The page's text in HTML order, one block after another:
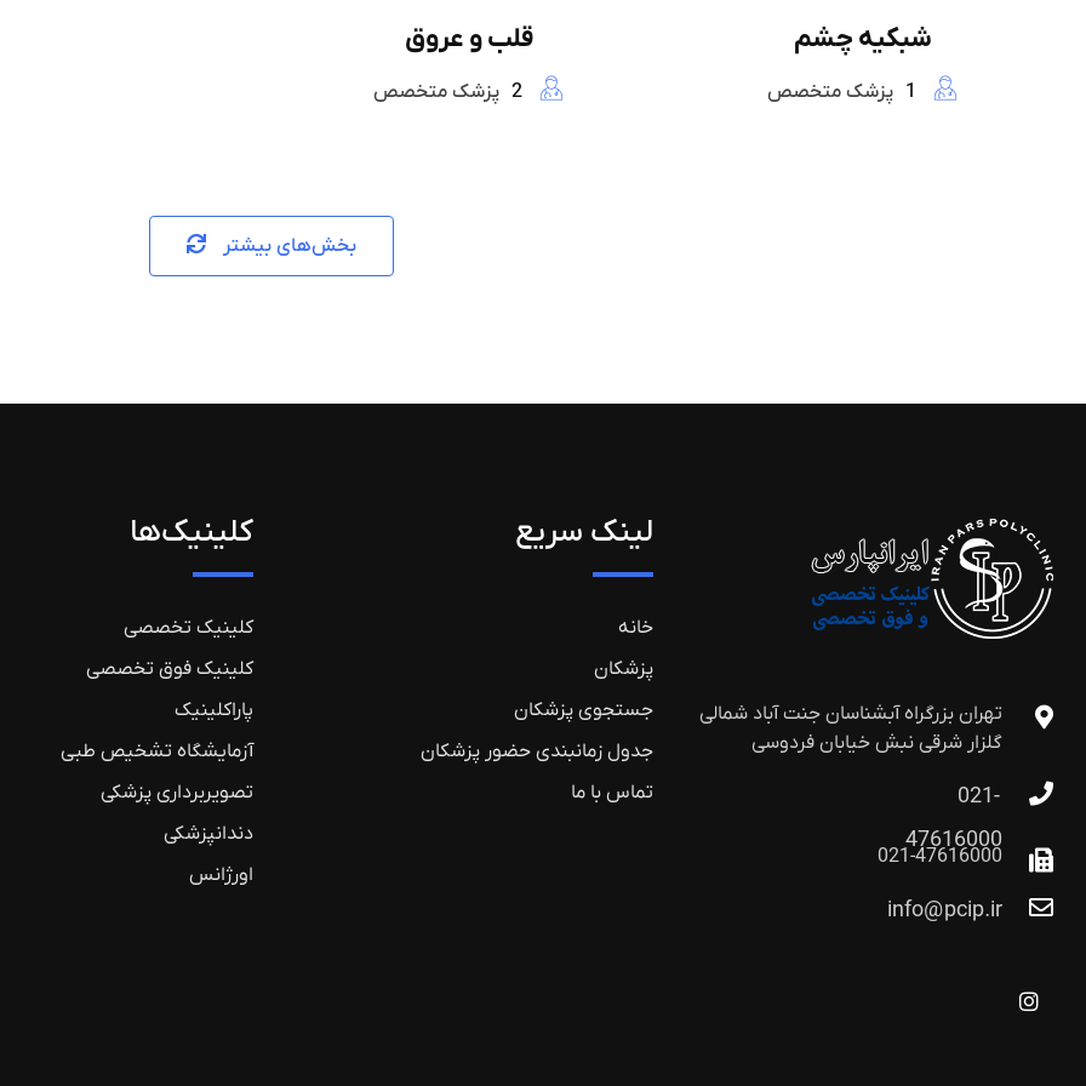
شبکیه چشم
1 پزشک متخصص
قلب و عروق
2 پزشک متخصص
بخش‌های بیشتر
تهران بزرگراه آبشناسان جنت آباد شمالی
گلزار شرقی نبش خیابان فردوسی
021-
47616000
021-47616000
info@pcip.ir
لینک سریع
خانه
پزشکان
جستجوی پزشکان
جدول زمانبندی حضور پزشکان
تماس با ما
کلینیک‌ها
کلینیک تخصصی
کلینیک فوق تخصصی
پاراکلینیک
آزمایشگاه تشخیص طبی
تصویربرداری پزشکی
دندانپزشکی
اورژانس